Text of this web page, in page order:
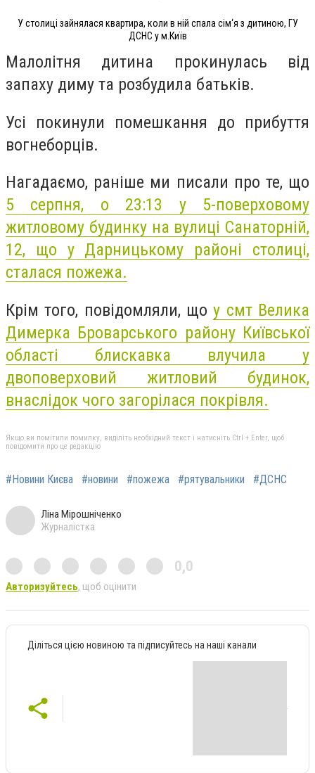
У столиці зайнялася квартира, коли в ній спала сім‘я з дитиною, ГУ
ДСНС у м.Київ
Малолітня дитина прокинулась від
запаху диму та розбудила батьків.
Усі покинули помешкання до прибуття
вогнеборців.
Нагадаємо, раніше ми писали про те, що
5 серпня, о 23:13 у 5-поверховому
житловому будинку на вулиці Санаторній,
12, що у Дарницькому районі столиці,
сталася пожежа.
Крім того, повідомляли, щоу смт Велика
Димерка Броварського району Київської
області блискавка влучила у
двоповерховий житловий будинок,
внаслідок чого загорілася покрівля.
Якщо ви помітили помилку, виділіть необхідний текст і натисніть Ctrl + Enter, щоб
повідомити про це редакцію
#Новини Києва #новини #пожежа #рятувальники #ДСНС
Ліна Мірошніченко
Журналістка
0,0
Авторизуйтесь, щоб оцінити
Діліться цією новиною та підписуйтесь на наші канали